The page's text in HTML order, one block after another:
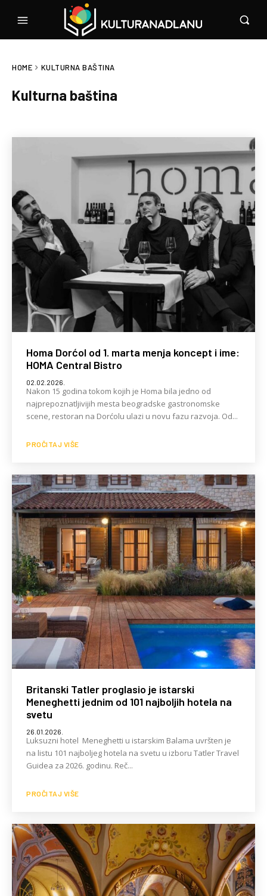
HOME KULTURNA BAŠTINA
Kulturna baština
Homa Dorćol od 1. marta menja koncept i ime:
HOMA Central Bistro
02.02.2026.
Nakon 15 godina tokom kojih je Homa bila jedno od
najprepoznatljivijih mesta beogradske gastronomske
scene, restoran na Dorćolu ulazi u novu fazu razvoja. Od...
PROČITAJ VIŠE
Britanski Tatler proglasio je istarski
Meneghetti jednim od 101 najboljih hotela na
svetu
26.01.2026.
Luksuzni hotel Meneghetti u istarskim Balama uvršten je
na listu 101 najboljeg hotela na svetu u izboru Tatler Travel
Guidea za 2026. godinu. Reč...
PROČITAJ VIŠE